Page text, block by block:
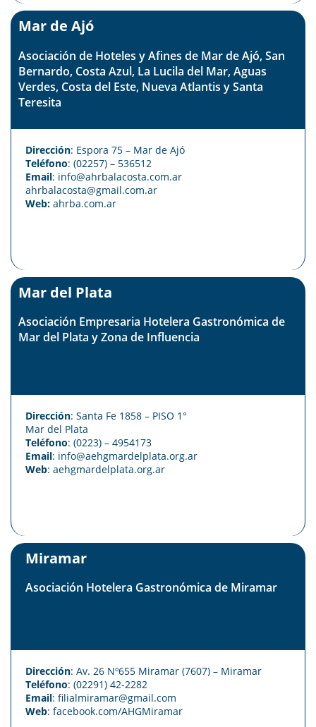
Mar de Ajó
Asociación de Hoteles y Afines de Mar de Ajó, San
Bernardo, Costa Azul, La Lucila del Mar, Aguas
Verdes, Costa del Este, Nueva Atlantis y Santa
Teresita
Dirección: Espora 75 – Mar de Ajó
Teléfono: (02257) – 536512
Email: info@ahrbalacosta.com.ar
ahrbalacosta@gmail.com.ar
Web: ahrba.com.ar
Mar del Plata
Asociación Empresaria Hotelera Gastronómica de
Mar del Plata y Zona de Influencia
Dirección: Santa Fe 1858 – PISO 1°
Mar del Plata
Teléfono: (0223) – 4954173
Email: info@aehgmardelplata.org.ar
Web: aehgmardelplata.org.ar
Miramar
Asociación Hotelera Gastronómica de Miramar
Dirección: Av. 26 Nº655 Miramar (7607) – Miramar
Teléfono: (02291) 42-2282
Email: filialmiramar@gmail.com
Web: facebook.com/AHGMiramar